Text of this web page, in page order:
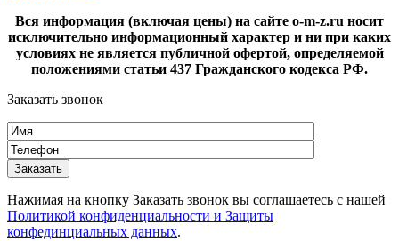
Вся информация (включая цены) на сайте o-m-z.ru носит
исключительно информационный характер и ни при каких
условиях не является публичной офертой, определяемой
положениями статьи 437 Гражданского кодекса РФ.
Заказать звонок
Нажимая на кнопку Заказать звонок вы соглашаетесь с нашей
Политикой конфиденциальности и Защиты
конфединциальных данных.